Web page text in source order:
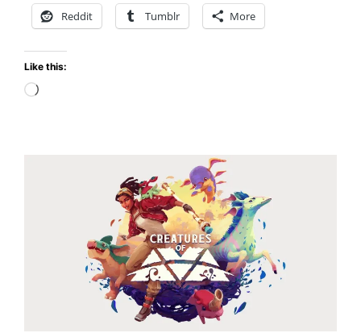
Entretenimiento
Convencional
Reddit Tumblr More
Like this:
Loading…